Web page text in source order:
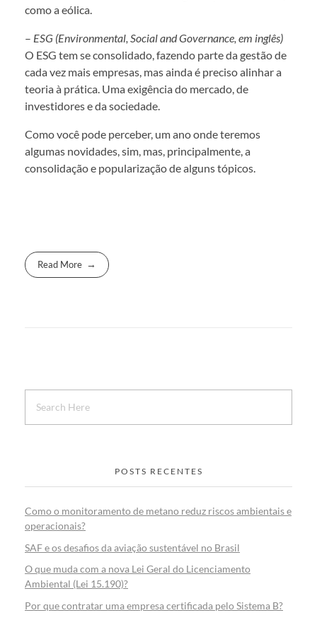
como a eólica.
– ESG (Environmental, Social and Governance, em inglês)
O ESG tem se consolidado, fazendo parte da gestão de
cada vez mais empresas, mas ainda é preciso alinhar a
teoria à prática. Uma exigência do mercado, de
investidores e da sociedade.
Como você pode perceber, um ano onde teremos
algumas novidades, sim, mas, principalmente, a
consolidação e popularização de alguns tópicos.
Read More
POSTS RECENTES
Como o monitoramento de metano reduz riscos ambientais e
operacionais?
SAF e os desafios da aviação sustentável no Brasil
O que muda com a nova Lei Geral do Licenciamento
Ambiental (Lei 15.190)?
Por que contratar uma empresa certificada pelo Sistema B?